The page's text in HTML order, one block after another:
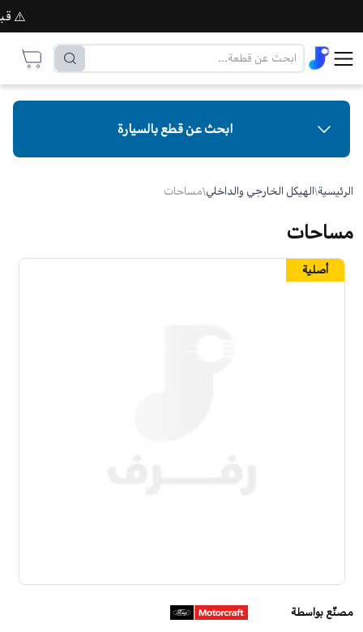
⚠️ قبل
ابحث عن قطع بالسيارة
الرئيسية\الهيكل الخارجي والداخلي\مساحات
مساحات
مصنّع بواسطة
أصلية